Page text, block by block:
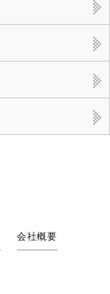
会社概要